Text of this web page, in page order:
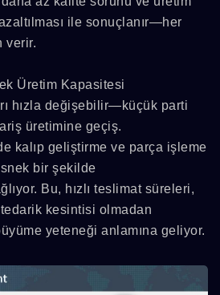
ile sonuçlanır—her
verir.
Üretim Kapasitesi
hızla değişebilir—küçük parti
üretimine geçiş.
kalıp geliştirme ve parça işleme
bir şekilde
Bu, hızlı teslimat süreleri,
kesintisi olmadan
yeteneği anlamına geliyor.